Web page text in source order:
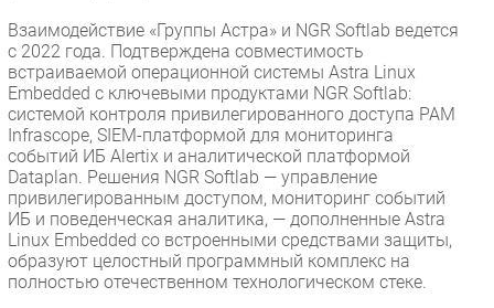
Тестовый стенд
Каталог компаний
Взаимодействие «Группы Астра» и NGR Softlab ведется
с 2022 года. Подтверждена совместимость
встраиваемой операционной системы Astra Linux
Embedded с ключевыми продуктами NGR Softlab:
системой контроля привилегированного доступа PAM
Infrascope, SIEM-платформой для мониторинга
событий ИБ Alertix и аналитической платформой
Dataplan. Решения NGR Softlab — управление
привилегированным доступом, мониторинг событий
ИБ и поведенческая аналитика, — дополненные Astra
Linux Embedded со встроенными средствами защиты,
образуют целостный программный комплекс на
полностью отечественном технологическом стеке.